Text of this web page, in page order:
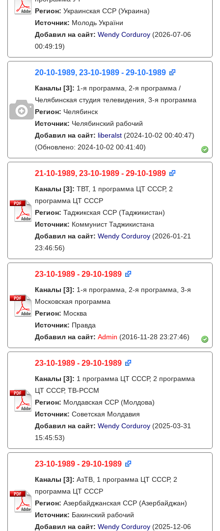
Регион: Украинская ССР (Украина)
Источник: Молодь України
Добавил на сайт: Wendy Corduroy (2026-07-06
00:49:19)
20-10-1989, 23-10-1989 - 29-10-1989
Каналы [3]: 1-я программа, 2-я программа /
Челябинская студия телевидения, 3-я программа
Регион: Челябинск
Источник: Челябинский рабочий
Добавил на сайт: liberalst (2024-10-02 00:40:47)
(Обновлено: 2024-10-02 00:41:40)
21-10-1989, 23-10-1989 - 29-10-1989
Каналы [3]: ТВТ, 1 программа ЦТ СССР, 2
программа ЦТ СССР
Регион: Таджикская ССР (Таджикистан)
Источник: Коммунист Таджикистана
Добавил на сайт: Wendy Corduroy (2026-01-21
23:46:56)
23-10-1989 - 29-10-1989
Каналы [3]: 1-я программа, 2-я программа, 3-я
Московская программа
Регион: Москва
Источник: Правда
Добавил на сайт: Admin (2016-11-28 23:27:46)
23-10-1989 - 29-10-1989
Каналы [3]: 1 программа ЦТ СССР, 2 программа
ЦТ СССР, ТВ-РССМ
Регион: Молдавская ССР (Молдова)
Источник: Советская Молдавия
Добавил на сайт: Wendy Corduroy (2025-03-31
15:45:53)
23-10-1989 - 29-10-1989
Каналы [3]: АзТВ, 1 программа ЦТ СССР, 2
программа ЦТ СССР
Регион: Азербайджанская ССР (Азербайджан)
Источник: Бакинский рабочий
Добавил на сайт: Wendy Corduroy (2025-12-06